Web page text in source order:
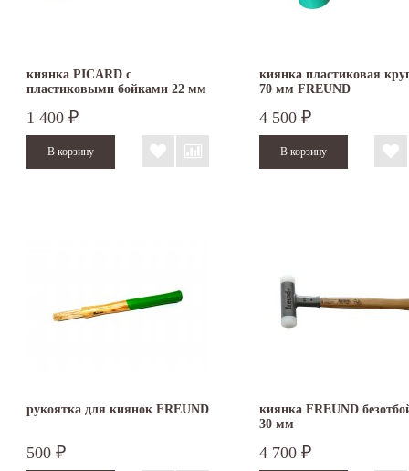
киянка PICARD с
пластиковыми бойками 22 мм
1 400 ₽
киянка пластиковая
70 мм FREUND
4 500 ₽
рукоятка для киянок FREUND
500 ₽
киянка FREUND
30 мм
4 700 ₽